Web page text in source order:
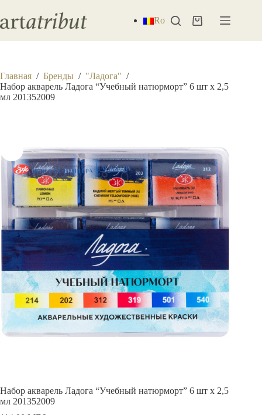
сути
Ro Корзина
Главная / Бренды / "Ладога" /
Набор акварель Ладога “Учебный натюрморт” 6 шт х 2,5
мл 201352009
Набор акварель Ладога “Учебный натюрморт” 6 шт х 2,5
мл 201352009